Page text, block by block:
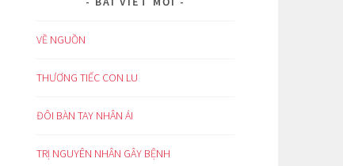
VỀ NGUỒN
THƯƠNG TIẾC CON LU
ĐÔI BÀN TAY NHÂN ÁI
TRỊ NGUYÊN NHÂN GÂY BỆNH